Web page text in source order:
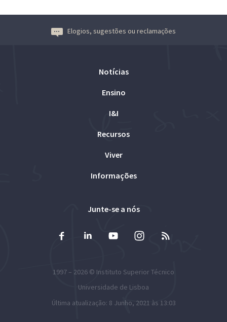
Elogios, sugestões ou reclamações
Notícias
Ensino
I&I
Recursos
Viver
Informações
Junte-se a nós
1997 – 2026 © Instituto Superior Técnico
Universidade de Lisboa
Última atualização: 8 Junho, 2021 às 13:03